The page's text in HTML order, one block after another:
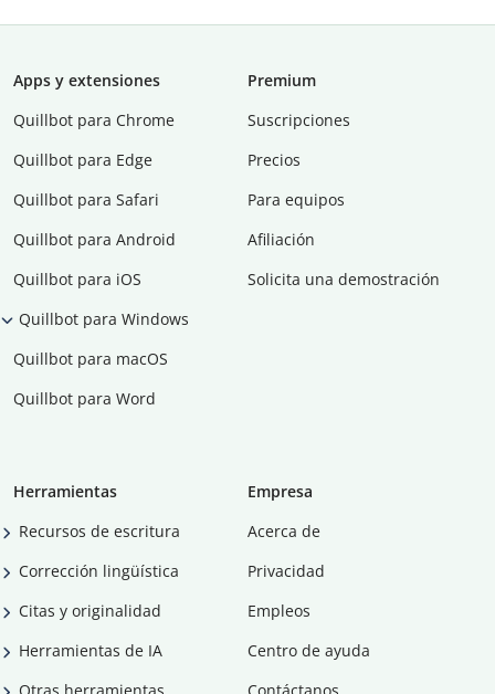
Apps y extensiones
Quillbot para Chrome
Quillbot para Edge
Quillbot para Safari
Quillbot para Android
Quillbot para iOS
Quillbot para Windows
Quillbot para macOS
Quillbot para Word
Premium
Suscripciones
Precios
Para equipos
Afiliación
Solicita una demostración
Herramientas
Recursos de escritura
Corrección lingüística
Citas y originalidad
Herramientas de IA
Empresa
Acerca de
Privacidad
Empleos
Centro de ayuda